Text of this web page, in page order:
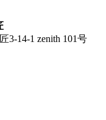
3-14-1 zenith 101号